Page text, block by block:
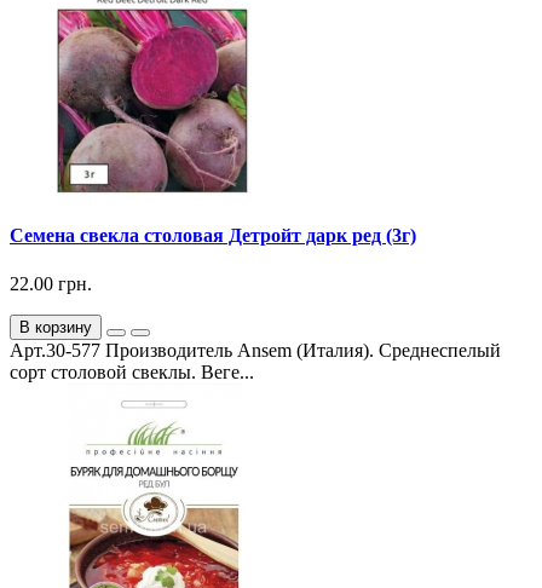
Семена свекла столовая Детройт дарк ред (3г)
22.00 грн.
В корзину
Арт.30-577 Производитель Ansem (Италия). Среднеспелый
сорт столовой свеклы. Веге...